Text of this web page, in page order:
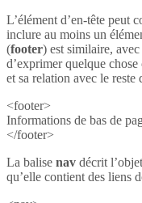
L’élément d’en-tête peut
inclure au moins un
(footer) est similaire,
d’exprimer quelque
et sa relation avec le reste
<footer>
Informations de bas de
</footer>
La balise nav décrit
qu’elle contient des liens